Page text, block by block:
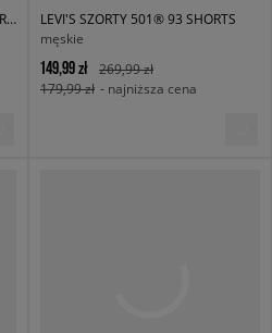
LEVI'S SPODNIE 565 97 LOOSE STRAIGHT MED INDIGO
LEVI'S SZORTY 501® 93 SHORTS
męskie
149,99 zł
269,99 zł
179,99 zł - najniższa cena